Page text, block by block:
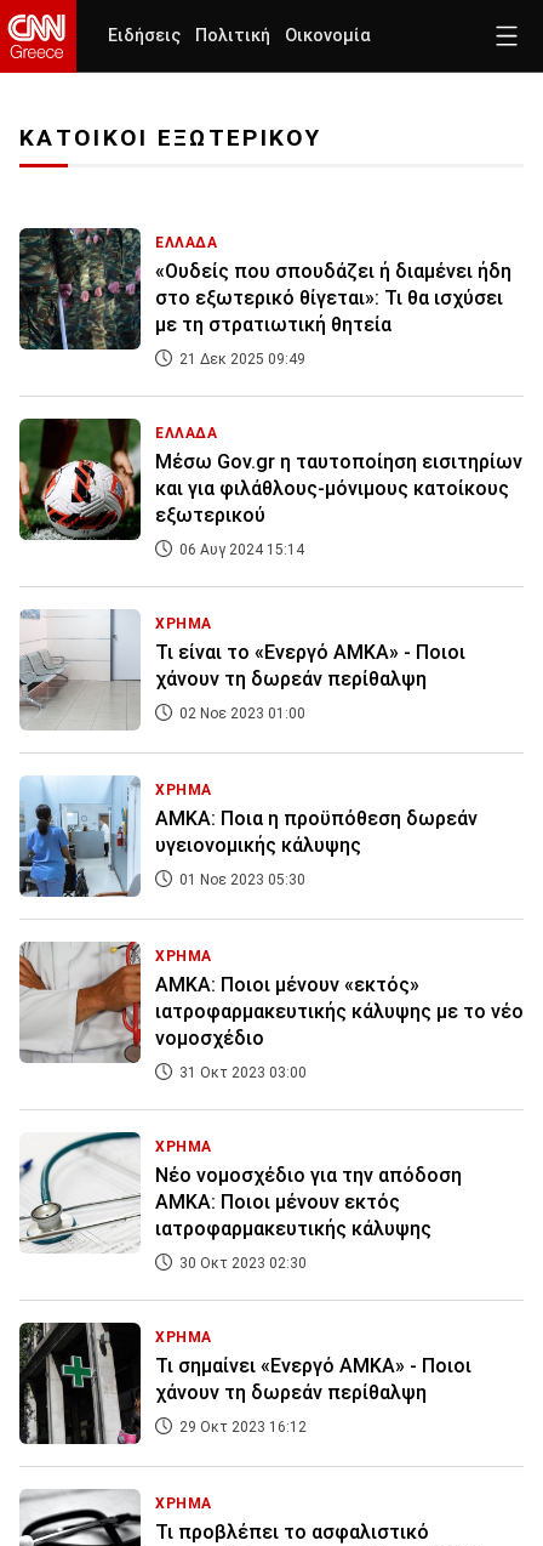
Ειδήσεις Πολιτική Οικονομία
ΚΑΤΟΙΚΟΙ ΕΞΩΤΕΡΙΚΟΥ
ΕΛΛΑΔΑ
«Ουδείς που σπουδάζει ή διαμένει ήδη
στο εξωτερικό θίγεται»: Τι θα ισχύσει
με τη στρατιωτική θητεία
21 Δεκ 2025 09:49
ΕΛΛΑΔΑ
Μέσω Gov.gr η ταυτοποίηση εισιτηρίων
και για φιλάθλους-μόνιμους κατοίκους
εξωτερικού
06 Αυγ 2024 15:14
ΧΡΗΜΑ
Τι είναι το «Ενεργό ΑΜΚΑ» - Ποιοι
χάνουν τη δωρεάν περίθαλψη
02 Νοε 2023 01:00
ΧΡΗΜΑ
ΑΜΚΑ: Ποια η προϋπόθεση δωρεάν
υγειονομικής κάλυψης
01 Νοε 2023 05:30
ΧΡΗΜΑ
ΑΜΚΑ: Ποιοι μένουν «εκτός»
ιατροφαρμακευτικής κάλυψης με το νέο
νομοσχέδιο
31 Οκτ 2023 03:00
ΧΡΗΜΑ
Νέο νομοσχέδιο για την απόδοση
ΑΜΚΑ: Ποιοι μένουν εκτός
ιατροφαρμακευτικής κάλυψης
30 Οκτ 2023 02:30
ΧΡΗΜΑ
Τι σημαίνει «Ενεργό ΑΜΚΑ» - Ποιοι
χάνουν τη δωρεάν περίθαλψη
29 Οκτ 2023 16:12
ΧΡΗΜΑ
Τι προβλέπει το ασφαλιστικό